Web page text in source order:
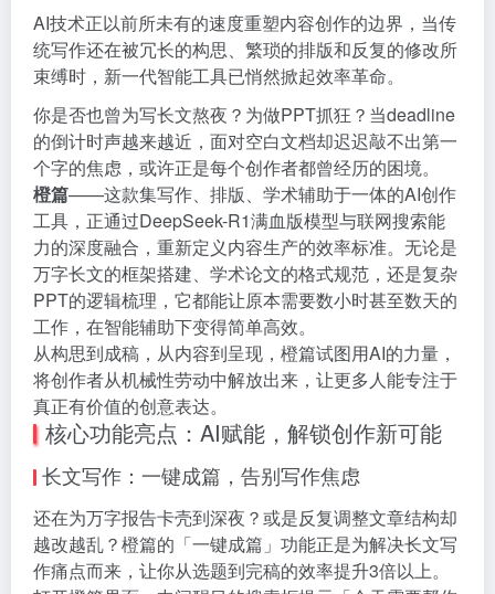
AI技术正以前所未有的速度重塑内容创作的边界，当传
统写作还在被冗长的构思、繁琐的排版和反复的修改所
束缚时，新一代智能工具已悄然掀起效率革命。
你是否也曾为写长文熬夜？为做PPT抓狂？当deadline
的倒计时声越来越近，面对空白文档却迟迟敲不出第一
个字的焦虑，或许正是每个创作者都曾经历的困境。
橙篇——这款集写作、排版、学术辅助于一体的AI创作
工具，正通过DeepSeek-R1满血版模型与联网搜索能
力的深度融合，重新定义内容生产的效率标准。无论是
万字长文的框架搭建、学术论文的格式规范，还是复杂
PPT的逻辑梳理，它都能让原本需要数小时甚至数天的
工作，在智能辅助下变得简单高效。
从构思到成稿，从内容到呈现，橙篇试图用AI的力量，
将创作者从机械性劳动中解放出来，让更多人能专注于
真正有价值的创意表达。
核心功能亮点：AI赋能，解锁创作新可能
长文写作：一键成篇，告别写作焦虑
还在为万字报告卡壳到深夜？或是反复调整文章结构却
越改越乱？橙篇的「一键成篇」功能正是为解决长文写
作痛点而来，让你从选题到完稿的效率提升3倍以上。